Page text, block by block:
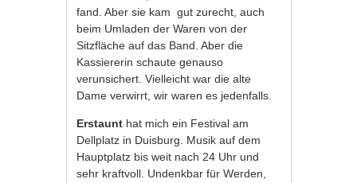
fand. Aber sie kam gut zurecht, auch
beim Umladen der Waren von der
Sitzfläche auf das Band. Aber die
Kassiererin schaute genauso
verunsichert. Vielleicht war die alte
Dame verwirrt, wir waren es jedenfalls.
Erstaunt hat mich ein Festival am
Dellplatz in Duisburg. Musik auf dem
Hauptplatz bis weit nach 24 Uhr und
sehr kraftvoll. Undenkbar für Werden,